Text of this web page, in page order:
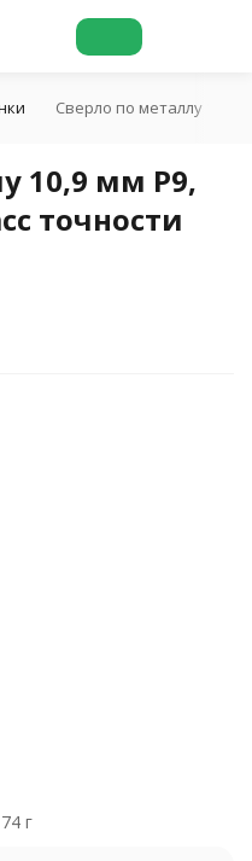
Сверло по металлу 10,9
10,9 мм Р9,
точности
74 г